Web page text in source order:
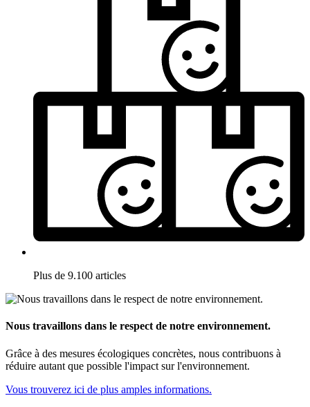
Plus de 9.100 articles
Nous travaillons dans le respect de notre environnement.
Grâce à des mesures écologiques concrètes, nous contribuons à
réduire autant que possible l'impact sur l'environnement.
Vous trouverez ici de plus amples informations.